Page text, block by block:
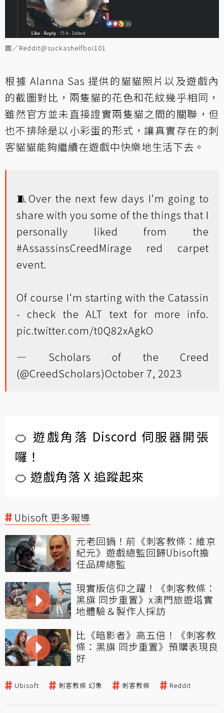
圖／Reddit@suckashelfboi101
根據 Alanna Sas 提供的貓貓照片以及遊戲內
的截圖對比，兩隻貓的花色和花紋幾乎相同，
雖然官方並未直接證實兩隻貓之間的關聯，但
也不排除是以小彩蛋的形式，讓真實存在的刺
客貓貓能夠繼續在遊戲中快樂地生活下去。
🧵Over the next few days I'm going to
share with you some of the things that I
personally liked from the
#AssassinsCreedMirage red carpet
event.
Of course I'm starting with the Catassin
- check the ALT text for more info.
pic.twitter.com/t0Q82xAgkO
— Scholars of the Creed
(@CreedScholars)October 7, 2023
🍊 遊戲角落 Discord 伺服器開張
囉！
🍊 遊戲角落 X 追蹤起來
Ubisoft 更多報導
元老回鍋！前《刺客教條：維京
紀元》遊戲總監回歸Ubisoft擔
任品牌總監
現實版信仰之躍！《刺客教條：
黑旗 同步重置》x澳門旅遊塔實
地體驗＆製作人採訪
比《暗影者》高五倍！《刺客教
條：黑旗 同步重置》預購表現良
好
Ubisoft 刺客教條 幻象 刺客教條 Reddit